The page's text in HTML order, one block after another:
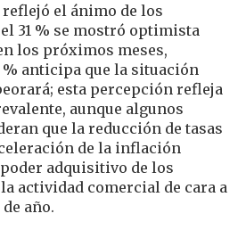
el ánimo de los
31 % se mostró optimista
los próximos meses,
anticipa que la situación
esta percepción refleja
aunque algunos
que la reducción de tasas
de la inflación
adquisitivo de los
actividad comercial de cara a
año.